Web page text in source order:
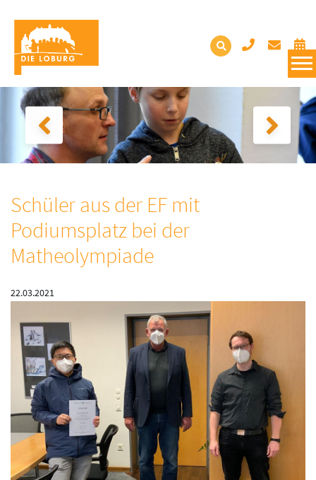
Schüler aus der EF mit
Podiumsplatz bei der
Matheolympiade
22.03.2021